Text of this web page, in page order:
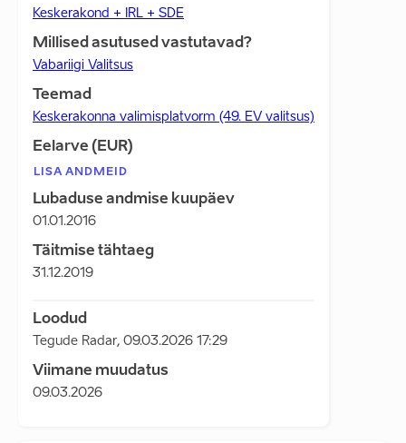
Keskerakond + IRL + SDE
Millised asutused vastutavad?
Vabariigi Valitsus
Teemad
Keskerakonna valimisplatvorm (49. EV valitsus)
Eelarve (EUR)
LISA ANDMEID
Lubaduse andmise kuupäev
01.01.2016
Täitmise tähtaeg
31.12.2019
Loodud
Tegude Radar, 09.03.2026 17:29
Viimane muudatus
09.03.2026